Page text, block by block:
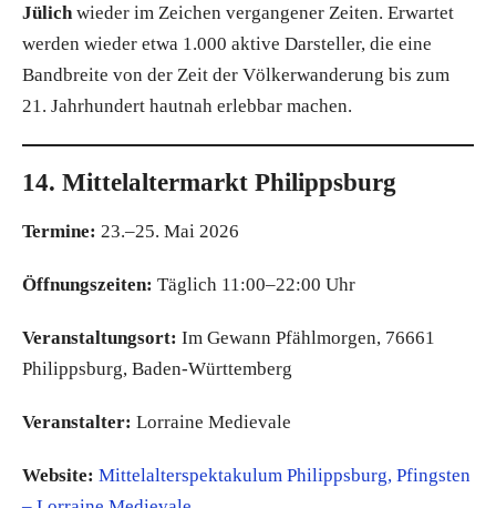
Jülich wieder im Zeichen vergangener Zeiten. Erwartet
werden wieder etwa 1.000 aktive Darsteller, die eine
Bandbreite von der Zeit der Völkerwanderung bis zum
21. Jahrhundert hautnah erlebbar machen.
14. Mittelaltermarkt Philippsburg
Termine: 23.–25. Mai 2026
Öffnungszeiten: Täglich 11:00–22:00 Uhr
Veranstaltungsort: Im Gewann Pfählmorgen, 76661
Philippsburg, Baden-Württemberg
Veranstalter: Lorraine Medievale
Website: Mittelalterspektakulum Philippsburg, Pfingsten